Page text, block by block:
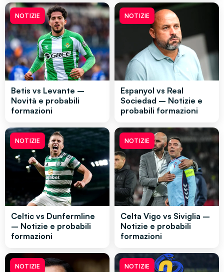
NOTIZIE
Betis vs Levante –
Novità e probabili
formazioni
NOTIZIE
Espanyol vs Real
Sociedad – Notizie e
probabili formazioni
NOTIZIE
Celtic vs Dunfermline
– Notizie e probabili
formazioni
NOTIZIE
Celta Vigo vs Siviglia –
Notizie e probabili
formazioni
NOTIZIE NOTIZIE